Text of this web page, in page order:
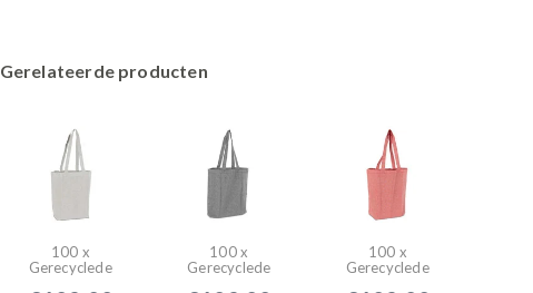
Gerelateerde producten
100 x
Gerecyclede
100 x
Gerecyclede
100 x
Gerecyclede